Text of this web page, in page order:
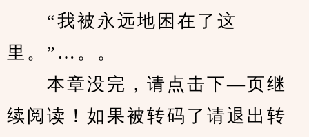
“我被永远地困在了这
里。”…。。
本章没完，请点击下—页继
续阅读！如果被转码了请退出转